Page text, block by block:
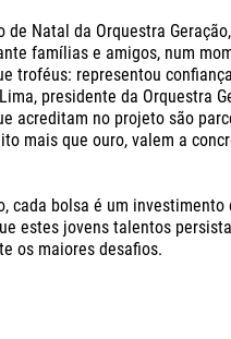
de Natal da Orquestra
famílias e amigos, num
troféus: representou
presidente da Orquestra
acreditam no projeto são
mais que ouro, valem a
cada bolsa é um investimento
estes jovens talentos
os maiores desafios.